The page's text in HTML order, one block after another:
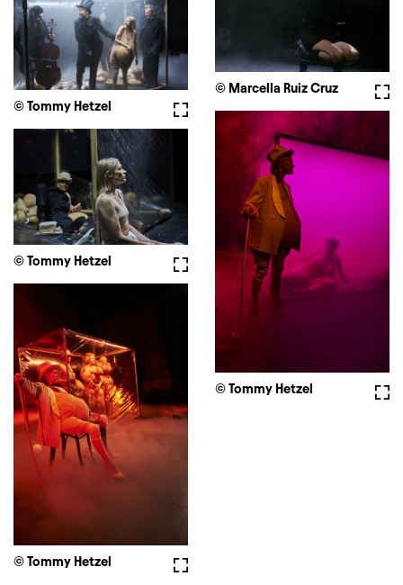
© Marcella Ruiz Cruz
Vollbild
© Tommy Hetzel
© Tommy Hetzel
Vollbild
© Tommy Hetzel
Vollbild
© Tommy Hetzel